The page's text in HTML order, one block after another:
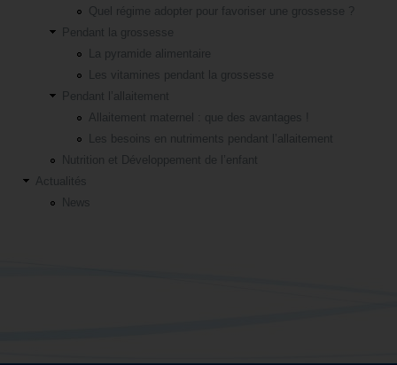
Quel régime adopter pour favoriser une grossesse ?
Pendant la grossesse
La pyramide alimentaire
Les vitamines pendant la grossesse
Pendant l’allaitement
Allaitement maternel : que des avantages !
Les besoins en nutriments pendant l’allaitement
Nutrition et Développement de l’enfant
Actualités
News